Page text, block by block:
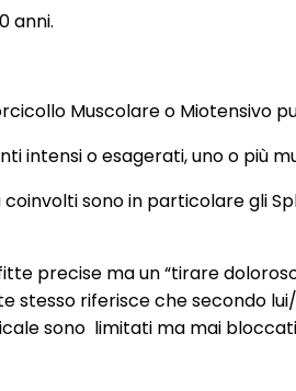
anni.
Muscolare o Miotensivo
intensi o esagerati, uno o più
sono in particolare gli
precise ma un “tirare
riferisce che secondo
sono limitati ma mai